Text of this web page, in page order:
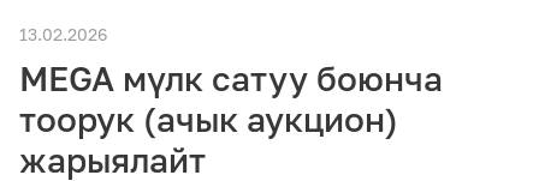
Жеке кардарларга
Ишкердик үчүн
Байланыш
13.02.2026
MEGA мүлк сатуу боюнча
тоорук (ачык аукцион)
жарыялайт